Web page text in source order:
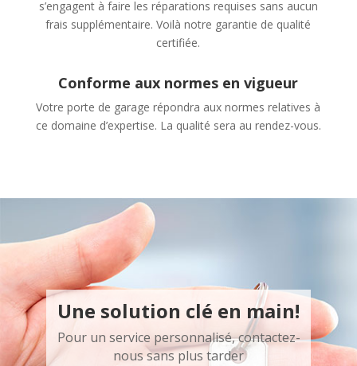
s’engagent à faire les réparations requises sans aucun
frais supplémentaire. Voilà notre garantie de qualité
certifiée.
Conforme aux normes en vigueur
Votre porte de garage répondra aux normes relatives à
ce domaine d’expertise. La qualité sera au rendez-vous.
Une solution clé en main!
Pour un service personnalisé, contactez-
nous sans plus tarder